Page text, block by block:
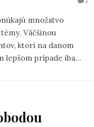
množstvo
Väčšinou
ktorí na danom
lepšom prípade iba
že sa otvorí aj téma,